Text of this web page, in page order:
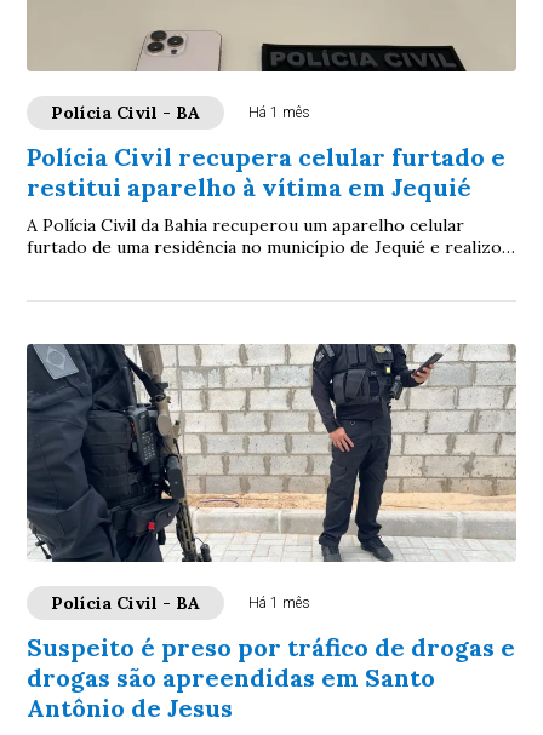
Polícia Civil - BA Há 1 mês
Polícia Civil recupera celular furtado e
restitui aparelho à vítima em Jequié
A Polícia Civil da Bahia recuperou um aparelho celular
furtado de uma residência no município de Jequié e realizou
Polícia Civil - BA Há 1 mês
Suspeito é preso por tráfico de drogas e
drogas são apreendidas em Santo
Antônio de Jesus